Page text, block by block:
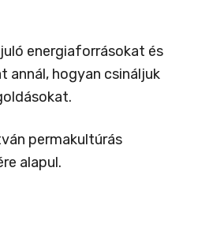
energiaforrásokat és
hogyan csináljuk
permakultúrás
alapul.